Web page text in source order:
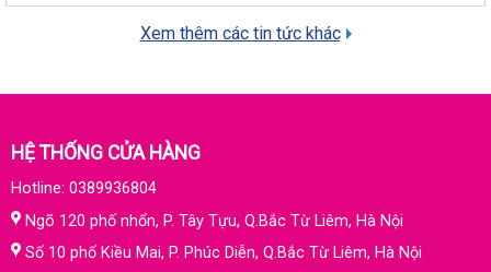
Xem thêm các tin tức khác
HỆ THỐNG CỬA HÀNG
Hotline: 0389936804
Ngõ 120 phố nhổn, P. Tây Tựu, Q.Bắc Từ Liêm, Hà Nội
Số 10 phố Kiều Mai, P. Phúc Diễn, Q.Bắc Từ Liêm, Hà Nội